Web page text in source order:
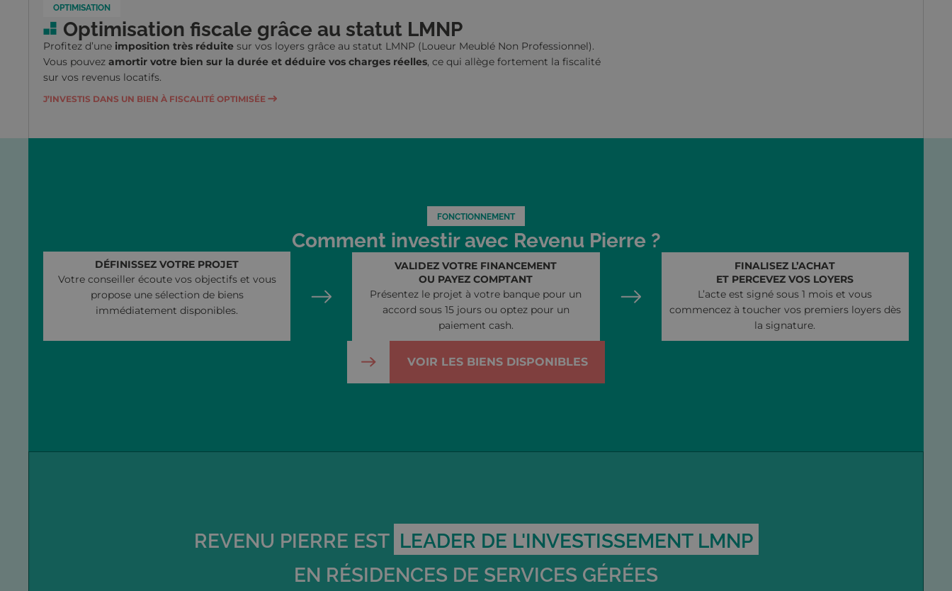
OPTIMISATION
Optimisation fiscale grâce au statut LMNP
Profitez d’une imposition très réduitesur vos loyers grâce au statut LMNP (Loueur Meublé Non Professionnel).
Vous pouvezamortir votre bien sur la durée et déduire vos charges réelles, ce qui allège fortement la fiscalité
sur vos revenus locatifs.
J’INVESTIS DANS UN BIEN À FISCALITÉ OPTIMISÉE
FONCTIONNEMENT
Comment investir avec Revenu Pierre ?
DÉFINISSEZ VOTRE PROJET
Votre conseiller écoute vos objectifs et vous
propose une sélection de biens
immédiatement disponibles.
VALIDEZ VOTRE FINANCEMENT
OU PAYEZ COMPTANT
Présentez le projet à votre banque pour un
accord sous 15 jours ou optez pour un
paiement cash.
FINALISEZ L’ACHAT
ET PERCEVEZ VOS LOYERS
L’acte est signé sous 1 mois et vous
commencez à toucher vos premiers loyers dès
la signature.
VOIR LES BIENS DISPONIBLES
REVENU PIERRE EST LEADER DE L'INVESTISSEMENT LMNP
EN RÉSIDENCES DE SERVICES GÉRÉES